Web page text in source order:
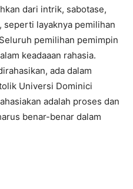
dari intrik, sabotase,
seperti layaknya pemilihan
pemilihan pemimpin
keadaaan rahasia.
ada dalam
Universi Dominici
adalah proses dan
benar-benar dalam